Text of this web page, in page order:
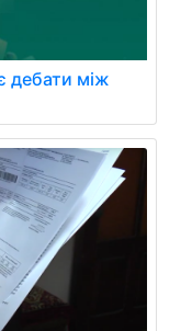
дебати між